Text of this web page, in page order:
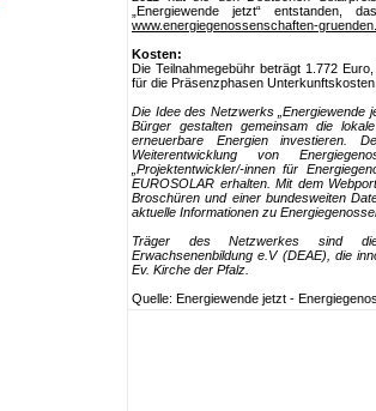
„Energiewende jetzt“ entstanden,
www.energiegenossenschaften-
Kosten:
Die Teilnahmegebühr beträgt 1.772
für die Präsenzphasen
Die Idee des Netzwerks „Energiewende
Bürger gestalten gemeinsam die
erneuerbare Energien investieren.
Weiterentwicklung von
„Projektentwickler/-innen für
EUROSOLAR erhalten. Mit dem
Broschüren und einer bundesweiten
aktuelle Informationen zu
Träger des Netzwerkes sind die
Erwachsenenbildung e.V (DEAE), die
Ev. Kirche der Pfalz.
Quelle: Energiewende jetzt -